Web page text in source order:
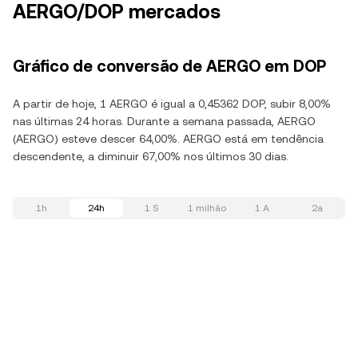
AERGO/DOP mercados
Gráfico de conversão de AERGO em DOP
A partir de hoje, 1 AERGO é igual a 0,45362 DOP, subir 8,00%
nas últimas 24 horas. Durante a semana passada, AERGO
(AERGO) esteve descer 64,00%. AERGO está em tendência
descendente, a diminuir 67,00% nos últimos 30 dias.
1h 24h 1 S 1 milhão 1 A 2a